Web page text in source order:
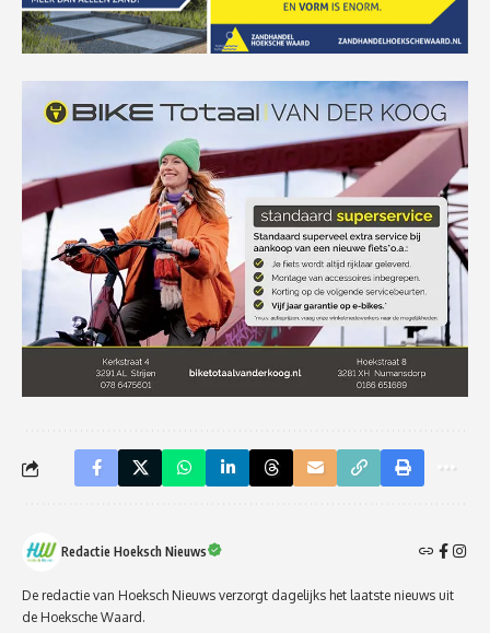
Redactie Hoeksch Nieuws
De redactie van Hoeksch Nieuws verzorgt dagelijks het laatste nieuws uit
de Hoeksche Waard.